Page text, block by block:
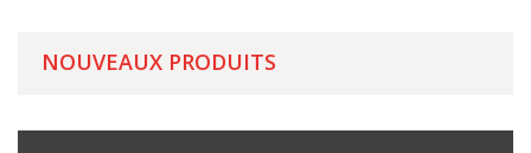
NOUVEAUX PRODUITS